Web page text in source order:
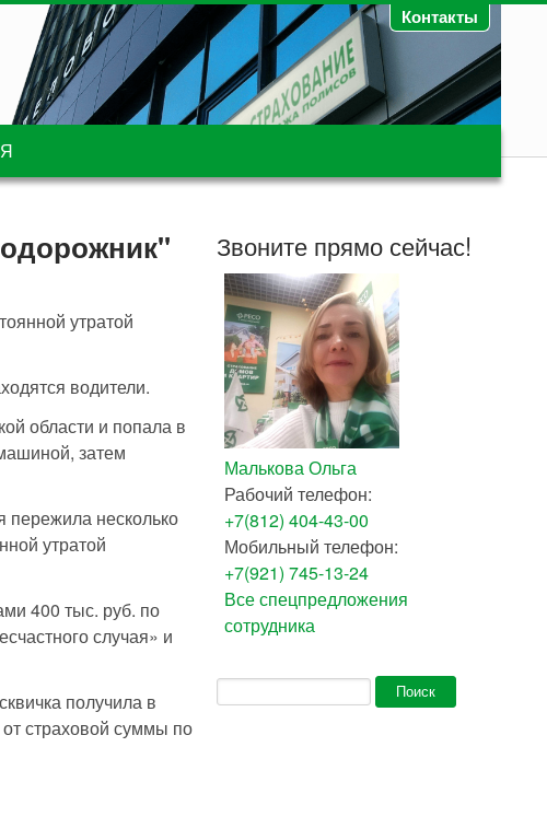
Контакты
утратой
водители.
области и попала в
затем
пережила несколько
утратой
400 тыс. руб. по
случая» и
получила в
страховой суммы по
Звоните прямо сейчас!
Малькова Ольга
Рабочий телефон:
+7(812) 404-43-00
Мобильный телефон:
+7(921) 745-13-24
Все спецпредложения
сотрудника
Форма поиска
Поиск